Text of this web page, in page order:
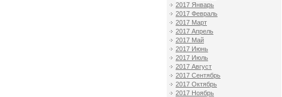
2017 Январь
2017 Февраль
2017 Март
2017 Апрель
2017 Май
2017 Июнь
2017 Июль
2017 Август
2017 Сентябрь
2017 Октябрь
2017 Ноябрь